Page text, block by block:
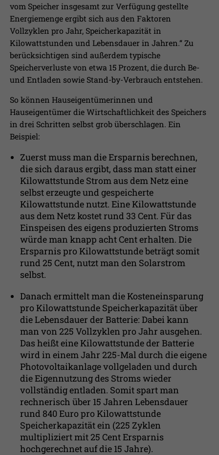
vom Speicher insgesamt zur Verfügung gestellte
Energiemenge ergibt sich aus den Faktoren
Vollzyklen pro Jahr, Speicherkapazität in
Kilowattstunden und Lebensdauer in Jahren.“ Zu
berücksichtigen sind außerdem typische
Speicherverluste von etwa 15 Prozent, die durch Be-
und Entladen sowie Stand-by-Verbrauch entstehen.
So können Hauseigentümerinnen und
Hauseigentümer die Wirtschaftlichkeit des Speichers
in drei Schritten selbst grob überschlagen. Ein
Beispiel:
Zuerst muss man die Ersparnis berechnen,
die sich daraus ergibt, dass man statt einer
Kilowattstunde Strom aus dem Netz eine
selbst erzeugte und gespeicherte
Kilowattstunde nutzt. Eine Kilowattstunde
aus dem Netz kostet rund 33 Cent. Für das
Einspeisen des eigens produzierten Stroms
würde man knapp acht Cent erhalten. Die
Ersparnis pro Kilowattstunde beträgt somit
rund 25 Cent, nutzt man den Solarstrom
selbst.
Danach ermittelt man die Kosteneinsparung
pro Kilowattstunde Speicherkapazität über
die Lebensdauer der Batterie: Dabei kann
man von 225 Vollzyklen pro Jahr ausgehen.
Das heißt eine Kilowattstunde der Batterie
wird in einem Jahr 225-Mal durch die eigene
Photovoltaikanlage vollgeladen und durch
die Eigennutzung des Stroms wieder
vollständig entladen. Somit spart man
rechnerisch über 15 Jahren Lebensdauer
rund 840 Euro pro Kilowattstunde
Speicherkapazität ein (225 Zyklen
multipliziert mit 25 Cent Ersparnis
hochgerechnet auf die 15 Jahre).